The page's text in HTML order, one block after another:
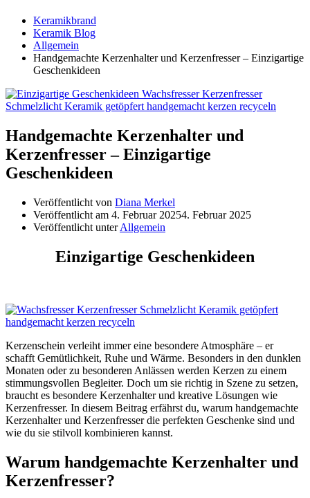
Keramikbrand
Keramik Blog
Allgemein
Handgemachte Kerzenhalter und Kerzenfresser – Einzigartige
Geschenkideen
Handgemachte Kerzenhalter und
Kerzenfresser – Einzigartige
Geschenkideen
Veröffentlicht von Diana Merkel
Veröffentlicht am 4. Februar 20254. Februar 2025
Veröffentlicht unterAllgemein
Einzigartige Geschenkideen
Kerzenschein verleiht immer eine besondere Atmosphäre – er
schafft Gemütlichkeit, Ruhe und Wärme. Besonders in den dunklen
Monaten oder zu besonderen Anlässen werden Kerzen zu einem
stimmungsvollen Begleiter. Doch um sie richtig in Szene zu setzen,
braucht es besondere Kerzenhalter und kreative Lösungen wie
Kerzenfresser. In diesem Beitrag erfährst du, warum handgemachte
Kerzenhalter und Kerzenfresser die perfekten Geschenke sind und
wie du sie stilvoll kombinieren kannst.
Warum handgemachte Kerzenhalter und
Kerzenfresser?